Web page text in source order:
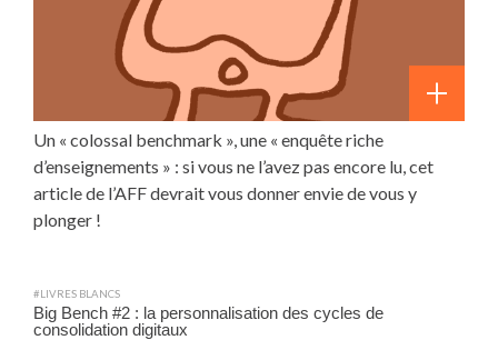
Un « colossal benchmark », une « enquête riche
d’enseignements » : si vous ne l’avez pas encore lu, cet
article de l’AFF devrait vous donner envie de vous y
plonger !
#LIVRES BLANCS
Big Bench #2 : la personnalisation des cycles de
consolidation digitaux